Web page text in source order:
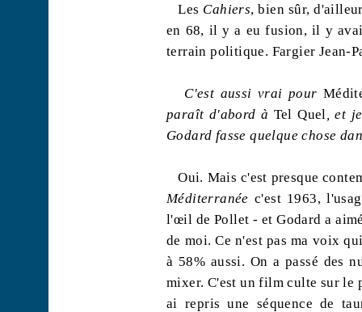
Les Cahiers, bien sûr,
en 68, il y a eu fusion, il y
terrain politique. Fargier Jean-
C'est aussi vrai pour
paraît d'abord à Tel Quel
, et
Godard fasse quelque chose
Oui. Mais c'est presque
Méditerranée c'est 1963,
l'œil de Pollet - et Godard a
de moi. Ce n'est pas ma voix
à 58% aussi. On a passé des
mixer. C'est un film culte sur le
ai repris une séquence de